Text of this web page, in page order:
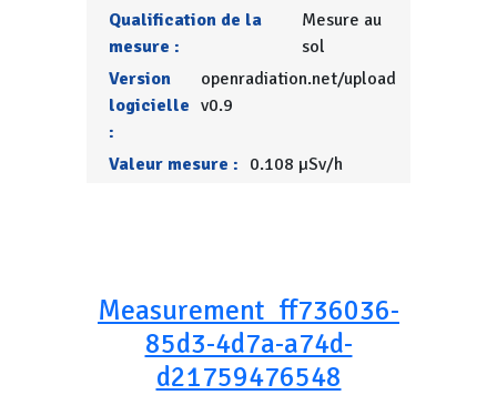
Qualification de la
mesure :
Mesure au
sol
Version
logicielle
:
openradiation.net/upload
v0.9
Valeur mesure : 0.108 µSv/h
Measurement_ff736036-
85d3-4d7a-a74d-
d21759476548